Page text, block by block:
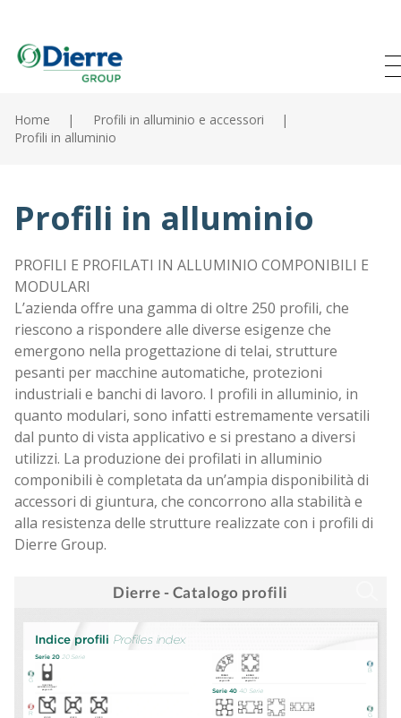
contenuto
principale
Home
Cataloghi
Contatti
Il gruppo
News
Lavora con noi
Home
Profili in alluminio e accessori
Profili in alluminio
Profili in alluminio
PROFILI E PROFILATI IN ALLUMINIO COMPONIBILI E
MODULARI
L’azienda offre una gamma di oltre 250 profili, che
riescono a rispondere alle diverse esigenze che
emergono nella progettazione di telai, strutture
pesanti per macchine automatiche, protezioni
industriali e banchi di lavoro. I profili in alluminio, in
quanto modulari, sono infatti estremamente versatili
dal punto di vista applicativo e si prestano a diversi
utilizzi. La produzione dei profilati in alluminio
componibili è completata da un’ampia disponibilità di
accessori di giuntura, che concorrono alla stabilità e
alla resistenza delle strutture realizzate con i profili di
Dierre Group.